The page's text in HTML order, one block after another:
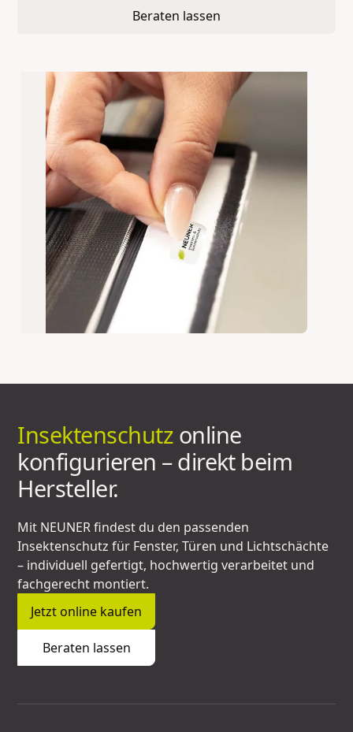
Beraten lassen
Insektenschutz online
konfigurieren – direkt beim
Hersteller.
Mit NEUNER findest du den passenden
Insektenschutz für Fenster, Türen und Lichtschächte
– individuell gefertigt, hochwertig verarbeitet und
fachgerecht montiert.
Jetzt online kaufen
Beraten lassen